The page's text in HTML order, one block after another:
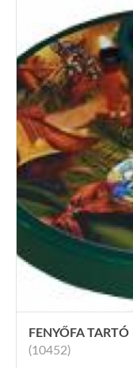
FENYŐFA
(10452)